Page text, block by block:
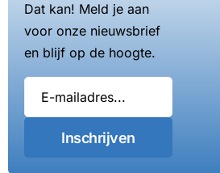
Dat kan! Meld je aan
voor onze nieuwsbrief
en blijf op de hoogte.
Inschrijven